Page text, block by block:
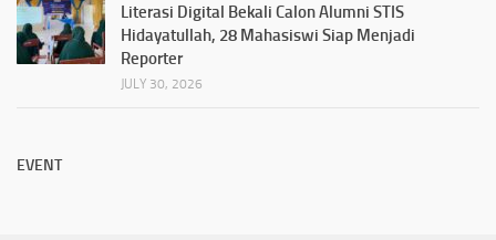
Literasi Digital Bekali Calon Alumni STIS
Hidayatullah, 28 Mahasiswi Siap Menjadi
Reporter
JULY 30, 2026
EVENT